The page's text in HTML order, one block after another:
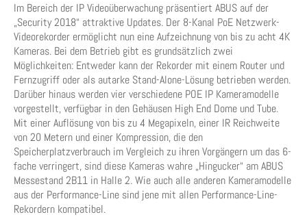
Im Bereich der IP Videoüberwachung präsentiert ABUS auf der
„Security 2018“ attraktive Updates. Der 8-Kanal PoE Netzwerk-
Videorekorder ermöglicht nun eine Aufzeichnung von bis zu acht 4K
Kameras. Bei dem Betrieb gibt es grundsätzlich zwei
Möglichkeiten: Entweder kann der Rekorder mit einem Router und
Fernzugriff oder als autarke Stand-Alone-Lösung betrieben werden.
Darüber hinaus werden vier verschiedene POE IP Kameramodelle
vorgestellt, verfügbar in den Gehäusen High End Dome und Tube.
Mit einer Auflösung von bis zu 4 Megapixeln, einer IR Reichweite
von 20 Metern und einer Kompression, die den
Speicherplatzverbrauch im Vergleich zu ihren Vorgängern um das 6-
fache verringert, sind diese Kameras wahre „Hingucker“ am ABUS
Messestand 2B11 in Halle 2. Wie auch alle anderen Kameramodelle
aus der Performance-Line sind jene mit allen Performance-Line-
Rekordern kompatibel.